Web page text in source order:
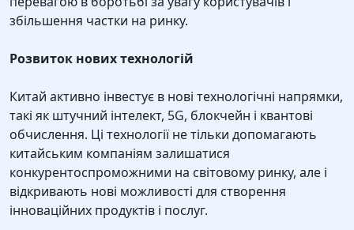
збільшення частки на ринку.
Розвиток нових технологій
Китай активно інвестує в нові технологічні напрямки,
такі як штучний інтелект, 5G, блокчейн і квантові
обчислення. Ці технології не тільки допомагають
китайським компаніям залишатися
конкурентоспроможними на світовому ринку, але і
відкривають нові можливості для створення
інноваційних продуктів і послуг.